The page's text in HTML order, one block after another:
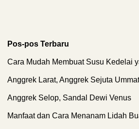
Pos-pos Terbaru
Cara Mudah Membuat Susu Kedelai
Anggrek Larat, Anggrek Sejuta Ummat
Anggrek Selop, Sandal Dewi Venus
Manfaat dan Cara Menanam Lidah